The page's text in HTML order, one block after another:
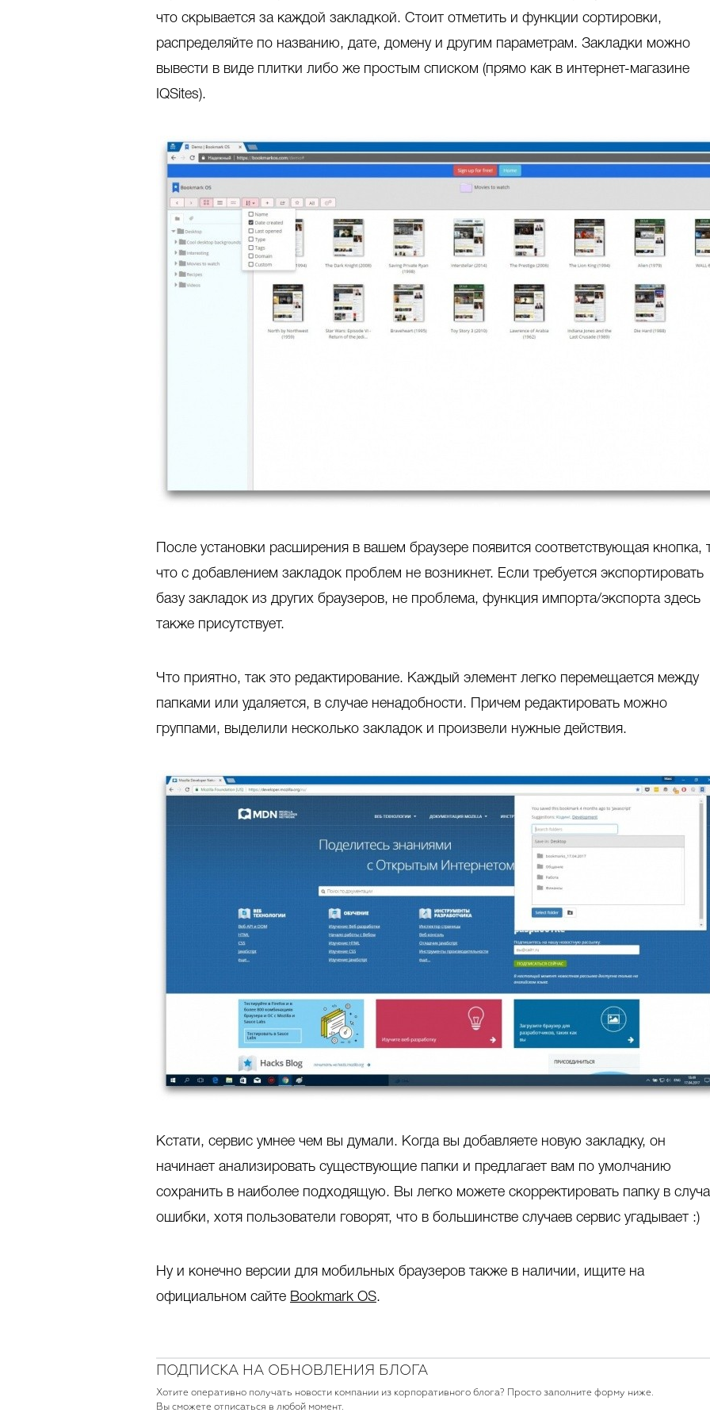
что скрывается за каждой закладкой. Стоит отметить и функции сортировки,
распределяйте по названию, дате, домену и другим параметрам. Закладки можно
вывести в виде плитки либо же простым списком (прямо как в интернет-магазине
IQSites).
После установки расширения в вашем браузере появится соответствующая кнопка,
что с добавлением закладок проблем не возникнет. Если требуется экспортировать
базу закладок из других браузеров, не проблема, функция импорта/экспорта здесь
также присутствует.
Что приятно, так это редактирование. Каждый элемент легко перемещается между
папками или удаляется, в случае ненадобности. Причем редактировать можно
группами, выделили несколько закладок и произвели нужные действия.
Кстати, сервис умнее чем вы думали. Когда вы добавляете новую закладку, он
начинает анализировать существующие папки и предлагает вам по умолчанию
сохранить в наиболее подходящую. Вы легко можете скорректировать папку в
ошибки, хотя пользователи говорят, что в большинстве случаев сервис угадывает :)
Ну и конечно версии для мобильных браузеров также в наличии, ищите на
официальном сайте Bookmark OS.
ПОДПИСКА НА ОБНОВЛЕНИЯ БЛОГА
Хотите оперативно получать новости компании из корпоративного блога? Просто заполните форму ниже.
Вы сможете отписаться в любой момент.